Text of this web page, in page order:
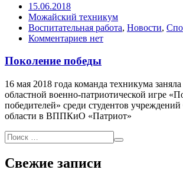
15.06.2018
Можайский техникум
Воспитательная работа, Новости,
Комментариев нет
Поколение победы
16 мая 2018 года команда техникума
областной военно-патриотической игре
победителей» среди студентов
области в ВППКиО «Патриот»
Свежие записи